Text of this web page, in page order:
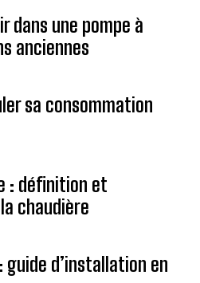
dans une pompe à
anciennes
sa consommation
: définition et
chaudière
d’installation en